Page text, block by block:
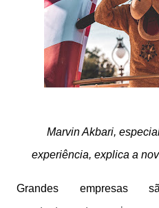
Marvin Akbari,
experiência, explica a
Grandes empresas